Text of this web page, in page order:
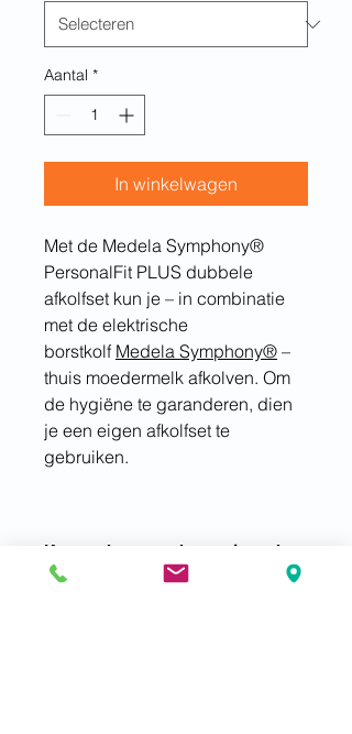
Aantal *
In winkelwagen
Met de Medela Symphony®
PersonalFit PLUS dubbele
afkolfset kun je – in combinatie
met de elektrische
borstkolf Medela Symphony® –
thuis moedermelk afkolven. Om
de hygiëne te garanderen, dien
je een eigen afkolfset te
gebruiken.
Kenmerken van de vernieuwde
afkolfset